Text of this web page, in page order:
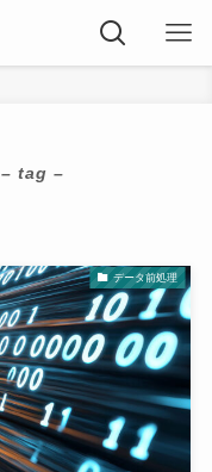
– tag –
データ前処理